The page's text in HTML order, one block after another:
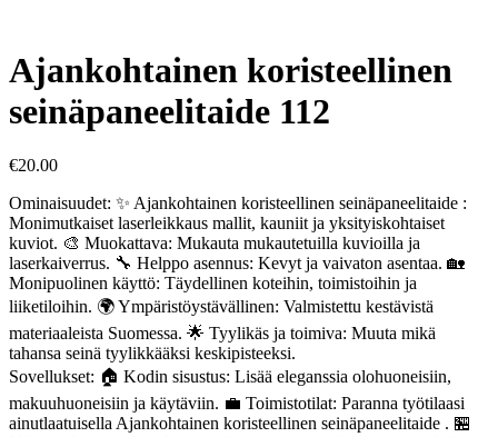
Ajankohtainen koristeellinen
seinäpaneelitaide 112
€20.00
Ominaisuudet: ✨ Ajankohtainen koristeellinen seinäpaneelitaide :
Monimutkaiset laserleikkaus mallit, kauniit ja yksityiskohtaiset
kuviot. 🎨 Muokattava: Mukauta mukautetuilla kuvioilla ja
laserkaiverrus. 🔧 Helppo asennus: Kevyt ja vaivaton asentaa. 🏡
Monipuolinen käyttö: Täydellinen koteihin, toimistoihin ja
liiketiloihin. 🌍 Ympäristöystävällinen: Valmistettu kestävistä
materiaaleista Suomessa. 🌟 Tyylikäs ja toimiva: Muuta mikä
tahansa seinä tyylikkääksi keskipisteeksi.
Sovellukset: 🏠 Kodin sisustus: Lisää eleganssia olohuoneisiin,
makuuhuoneisiin ja käytäviin. 💼 Toimistotilat: Paranna työtilaasi
ainutlaatuisella Ajankohtainen koristeellinen seinäpaneelitaide . 🏪